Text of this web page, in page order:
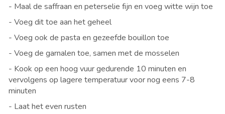
- Maal de saffraan en peterselie fijn en voeg witte wijn toe
- Voeg dit toe aan het geheel
- Voeg ook de pasta en gezeefde bouillon toe
- Voeg de garnalen toe, samen met de mosselen
- Kook op een hoog vuur gedurende 10 minuten en
vervolgens op lagere temperatuur voor nog eens 7-8
minuten
- Laat het even rusten